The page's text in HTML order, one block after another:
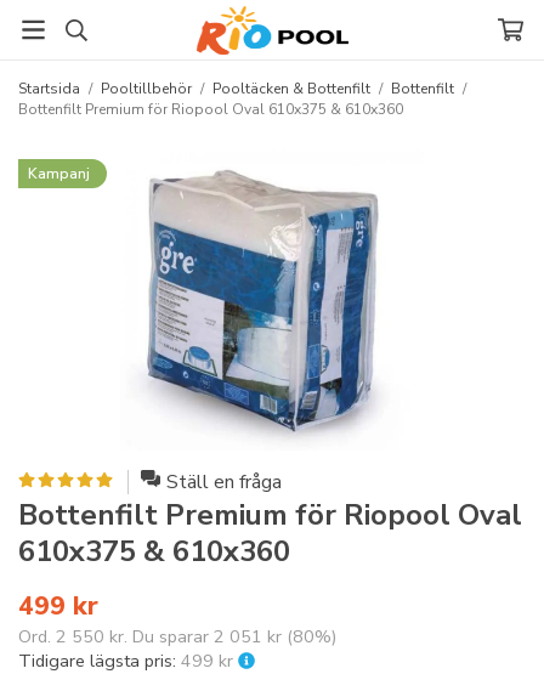
Startsida / Pooltillbehör / Pooltäcken & Bottenfilt / Bottenfilt /
Bottenfilt Premium för Riopool Oval 610x375 & 610x360
Kampanj
Ställ en fråga
Bottenfilt Premium för Riopool Oval
610x375 & 610x360
499 kr
Ord. 2 550 kr. Du sparar 2 051 kr (80%)
Tidigare lägsta pris: 499 kr